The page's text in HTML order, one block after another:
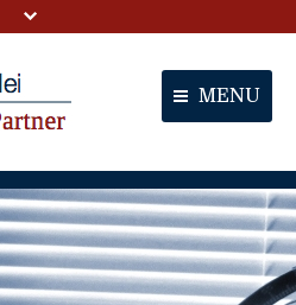
MENU
Portal
Partner
Dienstleistungen